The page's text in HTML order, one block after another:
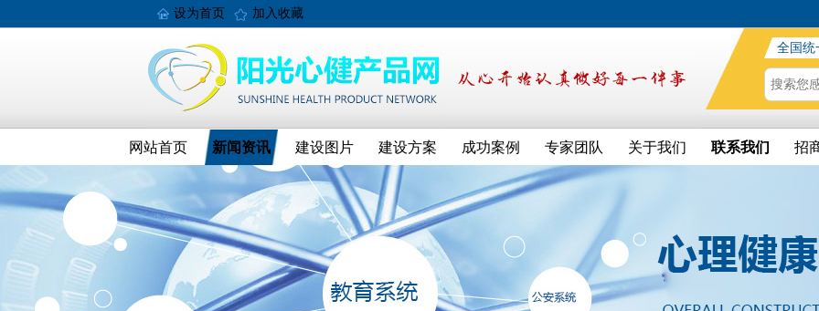
设为首页 加入收藏
全国统
网站首页 新闻资讯 建设图片 建设方案 成功案例 专家团队 关于我们 联系我们 招